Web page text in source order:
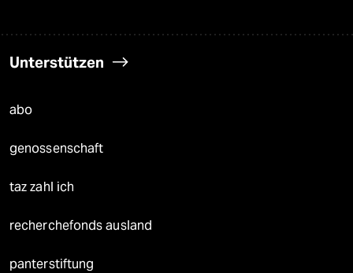
Unterstützen
abo
genossenschaft
taz zahl ich
recherchefonds ausland
panterstiftung